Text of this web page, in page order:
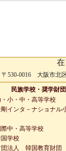
〒530-0016 大阪市北
民族学校・奨学財団
小・中・高等学校
インタ－ナショナル
中・高等学校
学校
団法人 韓国教育財団